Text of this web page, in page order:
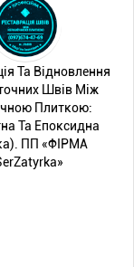
Та Відновлення
Швів Між
Плиткою:
Та Епоксидна
ПП «ФІРМА